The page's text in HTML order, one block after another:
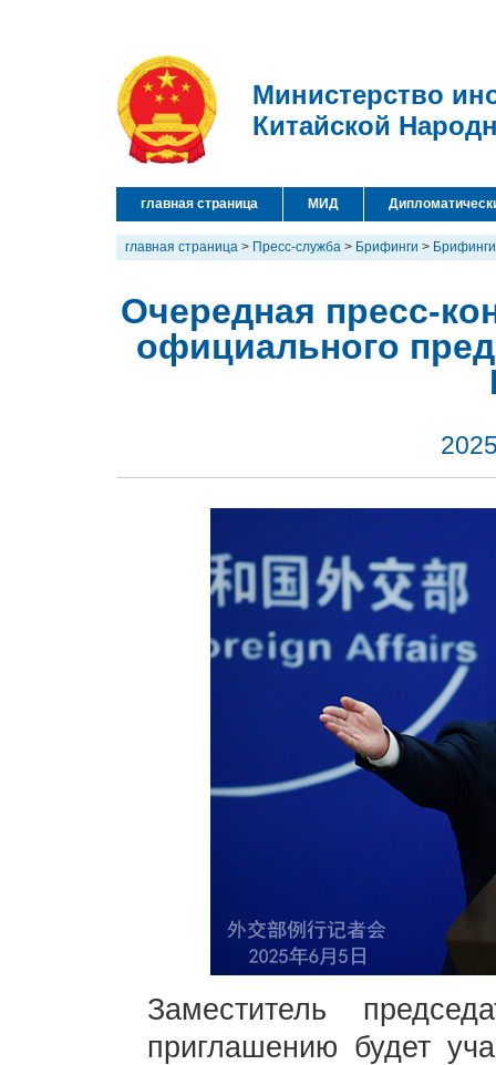
Министерство
Китайской
главная страница МИД
главная страница > Пресс-служба > Брифинги > Брифинги
Очередная пресс-
официального
Заместитель
приглашению будет